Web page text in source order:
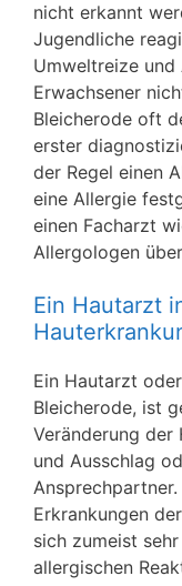
nicht erkannt
Jugendliche
Umweltreize und
Erwachsener
Bleicherode oft
erster
der Regel einen
eine Allergie
einen Facharzt
Allergologen
Ein Hautarzt
Ein Hautarzt
Bleicherode, ist
Veränderung der
und Ausschlag
Erkrankungen
sich zumeist
allergischen